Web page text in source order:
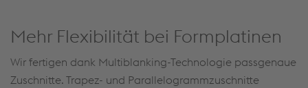
Mehr Flexibilität bei Formplatinen
Wir fertigen dank Multiblanking-Technologie passgenaue
Zuschnitte. Trapez- und Parallelogrammzuschnitte